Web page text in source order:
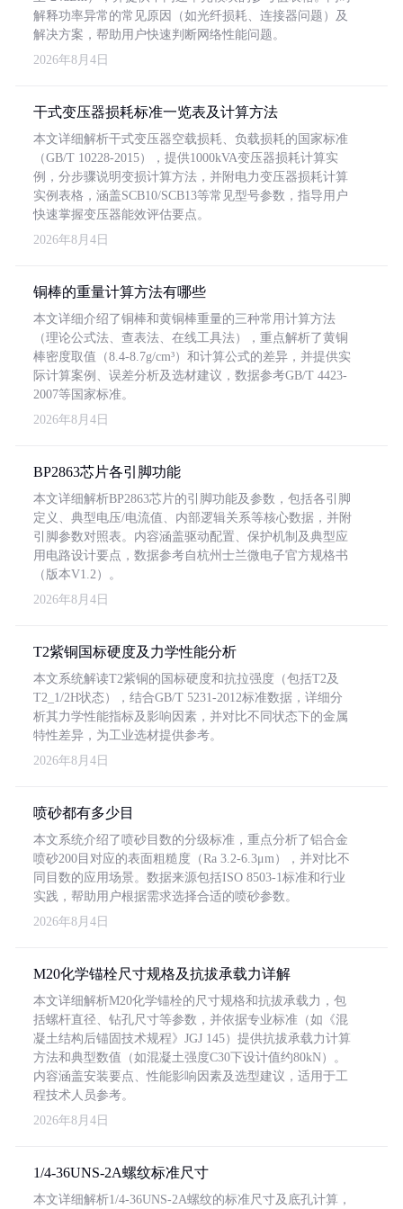
解释功率异常的常见原因（如光纤损耗、连接器问题）及
解决方案，帮助用户快速判断网络性能问题。
2026年8月4日
干式变压器损耗标准一览表及计算方法
本文详细解析干式变压器空载损耗、负载损耗的国家标准
（GB/T 10228-2015），提供1000kVA变压器损耗计算实
例，分步骤说明变损计算方法，并附电力变压器损耗计算
实例表格，涵盖SCB10/SCB13等常见型号参数，指导用户
快速掌握变压器能效评估要点。
2026年8月4日
铜棒的重量计算方法有哪些
本文详细介绍了铜棒和黄铜棒重量的三种常用计算方法
（理论公式法、查表法、在线工具法），重点解析了黄铜
棒密度取值（8.4-8.7g/cm³）和计算公式的差异，并提供实
际计算案例、误差分析及选材建议，数据参考GB/T 4423-
2007等国家标准。
2026年8月4日
BP2863芯片各引脚功能
本文详细解析BP2863芯片的引脚功能及参数，包括各引脚
定义、典型电压/电流值、内部逻辑关系等核心数据，并附
引脚参数对照表。内容涵盖驱动配置、保护机制及典型应
用电路设计要点，数据参考自杭州士兰微电子官方规格书
（版本V1.2）。
2026年8月4日
T2紫铜国标硬度及力学性能分析
本文系统解读T2紫铜的国标硬度和抗拉强度（包括T2及
T2_1/2H状态），结合GB/T 5231-2012标准数据，详细分
析其力学性能指标及影响因素，并对比不同状态下的金属
特性差异，为工业选材提供参考。
2026年8月4日
喷砂都有多少目
本文系统介绍了喷砂目数的分级标准，重点分析了铝合金
喷砂200目对应的表面粗糙度（Ra 3.2-6.3μm），并对比不
同目数的应用场景。数据来源包括ISO 8503-1标准和行业
实践，帮助用户根据需求选择合适的喷砂参数。
2026年8月4日
M20化学锚栓尺寸规格及抗拔承载力详解
本文详细解析M20化学锚栓的尺寸规格和抗拔承载力，包
括螺杆直径、钻孔尺寸等参数，并依据专业标准（如《混
凝土结构后锚固技术规程》JGJ 145）提供抗拔承载力计算
方法和典型数值（如混凝土强度C30下设计值约80kN）。
内容涵盖安装要点、性能影响因素及选型建议，适用于工
程技术人员参考。
2026年8月4日
1/4-36UNS-2A螺纹标准尺寸
本文详细解析1/4-36UNS-2A螺纹的标准尺寸及底孔计算，